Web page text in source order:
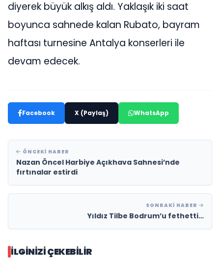
diyerek büyük alkış aldı. Yaklaşık iki saat
boyunca sahnede kalan Rubato, bayram
haftası turnesine Antalya konserleri ile
devam edecek.
Facebook X (Paylaş) WhatsApp
ÖNCEKI HABER
Nazan Öncel Harbiye Açıkhava Sahnesi’nde
fırtınalar estirdi
SONRAKI HABER
Yıldız Tilbe Bodrum’u fethetti…
İLGINIZI ÇEKEBILIR